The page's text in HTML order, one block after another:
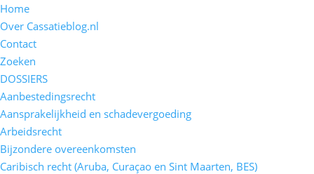
Home
Over Cassatieblog.nl
Contact
Zoeken
DOSSIERS
Aanbestedingsrecht
Aansprakelijkheid en schadevergoeding
Arbeidsrecht
Bijzondere overeenkomsten
Caribisch recht (Aruba, Curaçao en Sint Maarten, BES)